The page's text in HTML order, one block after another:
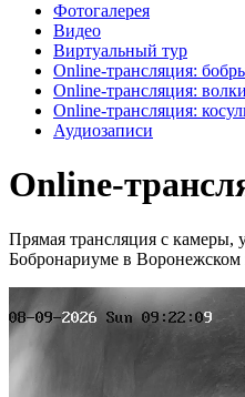
Фотогалерея
Видео
Виртуальный тур
Online-трансляция:
Online-трансляция: волки
Online-трансляция:
Аудиозаписи
Online-
Прямая трансляция с камеры,
Бобронариуме в Воронежском